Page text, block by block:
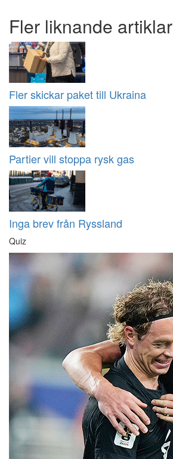
Fler liknande artiklar
Fler skickar paket till Ukraina
Partier vill stoppa rysk gas
Inga brev från Ryssland
Quiz